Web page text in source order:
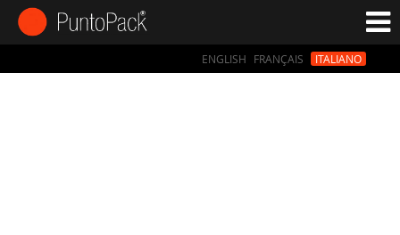
ENGLISH FRANÇAIS ITALIANO